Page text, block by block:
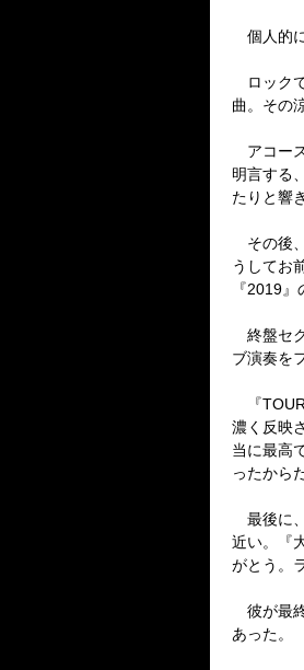
個人的
ロック
曲。その
アコー
明言する
たりと響
その後
うしてお
『2019
終盤セ
ブ演奏を
『TOUR
濃く反映
当に最高
ったから
最後に
近い。『
がとう。
彼が最
あった。